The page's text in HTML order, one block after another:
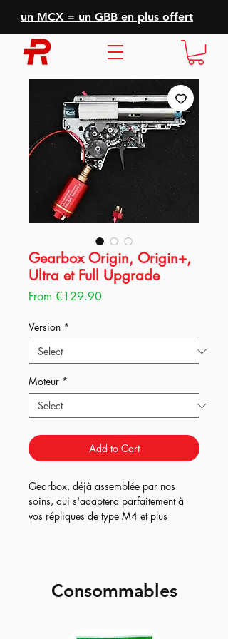
un MCX = un GBB en plus offert
Gearbox Origin, Origin+,
Ultra et Full Upgrade
From €129.90Sale
Version *
Moteur *
Add to Cart
Gearbox, déjà assemblée par nos
soins, qui s'adaptera parfaitement à
vos répliques de type M4 et plus
Origin =la gearbox sortie d'usine,
engrenages full CNC 18.1 + delayer.
Consommables